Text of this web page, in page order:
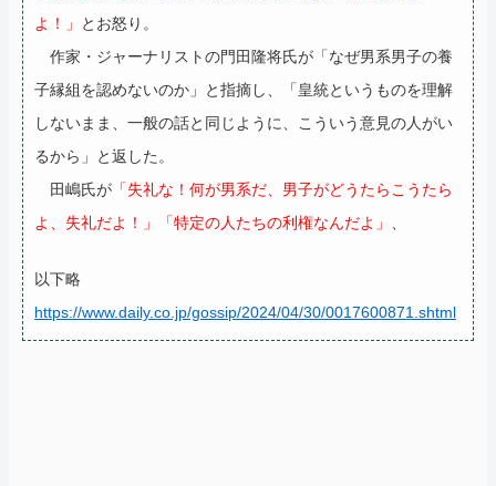
よ！」
とお怒り。
作家・ジャーナリストの門田隆将氏が「なぜ男系男子の養
子縁組を認めないのか」と指摘し、「皇統というものを理解
しないまま、一般の話と同じように、こういう意見の人がい
るから」と返した。
田嶋氏が 「失礼な！何が男系だ、男子がどうたらこうたら
よ、失礼だよ！」「特定の人たちの利権なんだよ」
以下略
https://www.daily.co.jp/gossip/2024/04/30/0017600871.shtml